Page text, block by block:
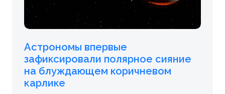
Астрономы впервые
зафиксировали полярное сияние
на блуждающем коричневом
карлике